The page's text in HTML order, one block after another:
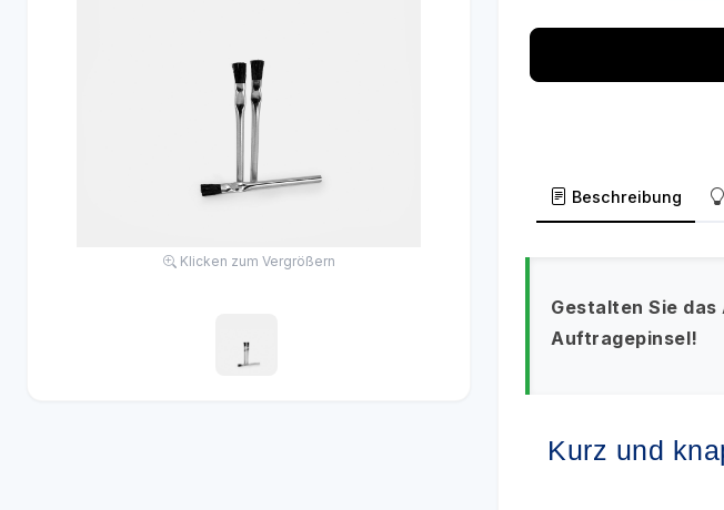
Klicken zum Vergrößern
Beschreibung
Gestalten Sie
Auftragepinsel!
Kurz und